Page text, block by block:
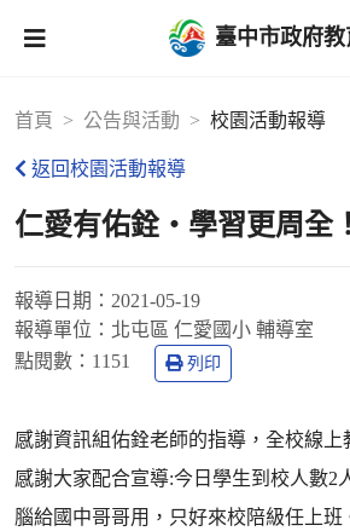
臺中市政府
首頁 公告與活動 校園活動報導
返回校園活動報導
仁愛有佑銓‧學習更周全！
報導日期： 2021-05-19
報導單位： 北屯區 仁愛國小 輔導室
點閱數： 1151 列印
感謝資訊組佑銓老師的指導，全校線上
感謝大家配合宣導:今日學生到校人數2
腦給國中哥哥用，只好來校陪級任上